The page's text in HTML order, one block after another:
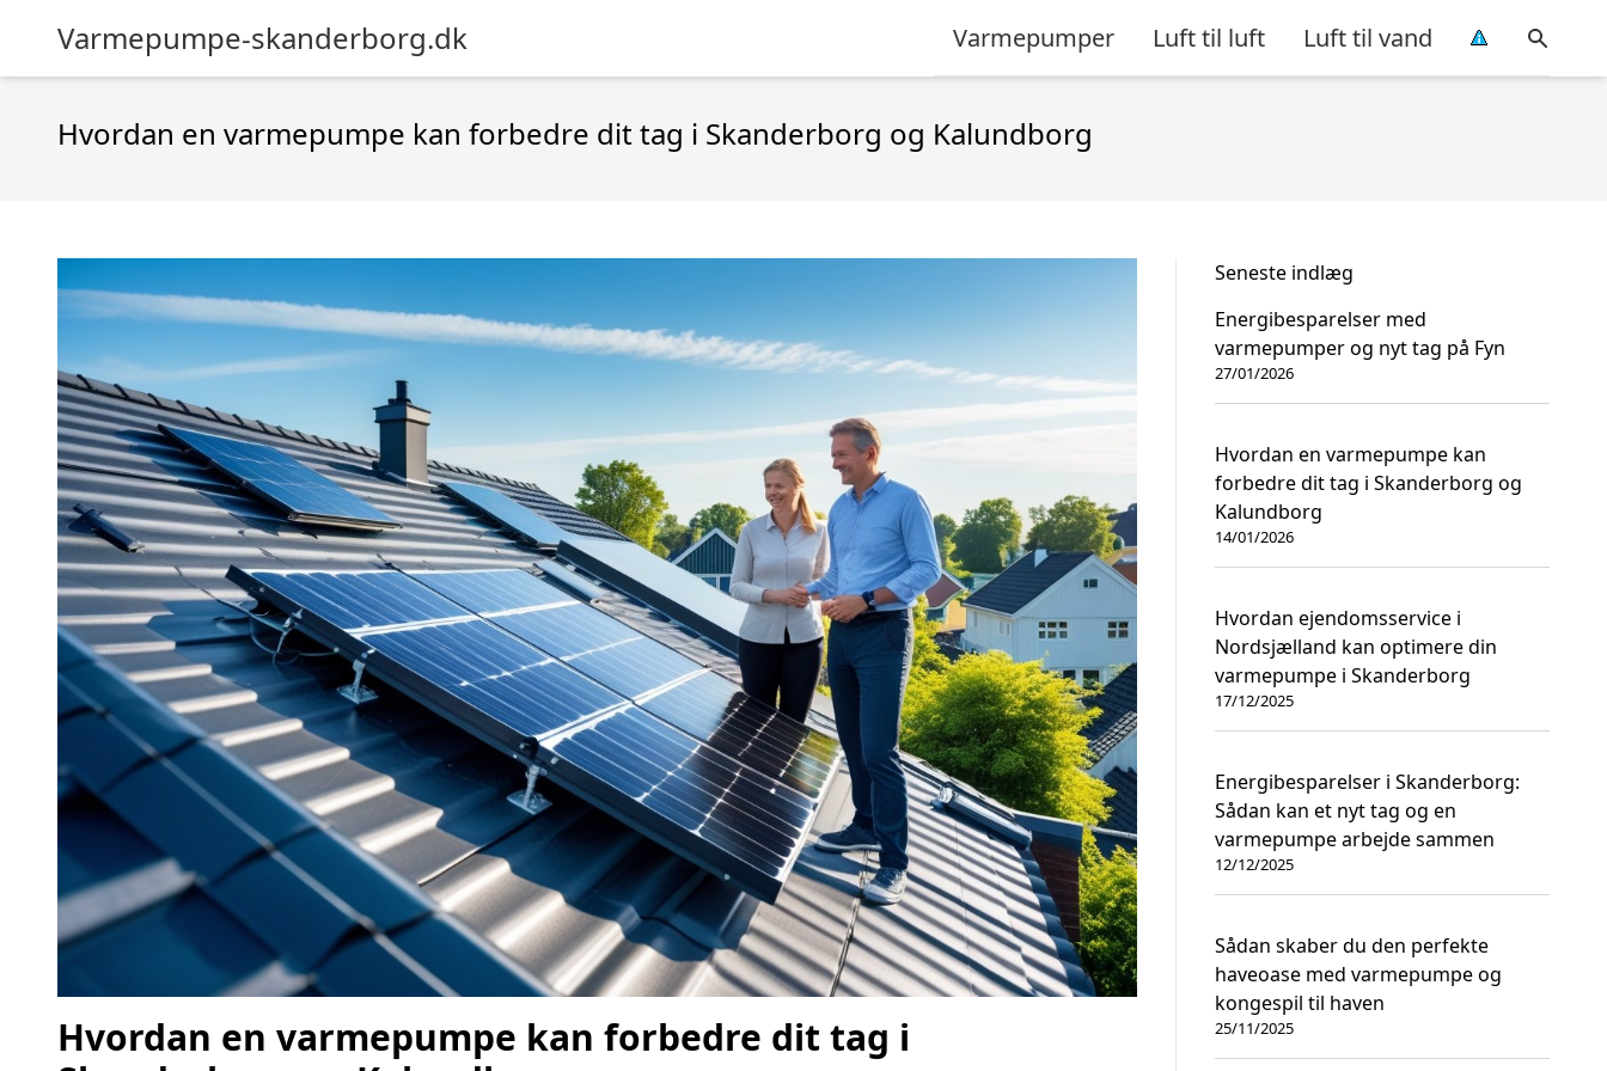
Varmepumpe-skanderborg.dk Varmepumper Luft til luft Luft til vand
Hvordan en varmepumpe kan forbedre dit tag i Skanderborg og Kalundborg
Hvordan en varmepumpe kan forbedre dit tag i
Seneste indlæg
Energibesparelser med
varmepumper og nyt tag på Fyn
27/01/2026
Hvordan en varmepumpe kan
forbedre dit tag i Skanderborg og
Kalundborg
14/01/2026
Hvordan ejendomsservice i
Nordsjælland kan optimere din
varmepumpe i Skanderborg
17/12/2025
Energibesparelser i Skanderborg:
Sådan kan et nyt tag og en
varmepumpe arbejde sammen
12/12/2025
Sådan skaber du den perfekte
haveoase med varmepumpe og
kongespil til haven
25/11/2025